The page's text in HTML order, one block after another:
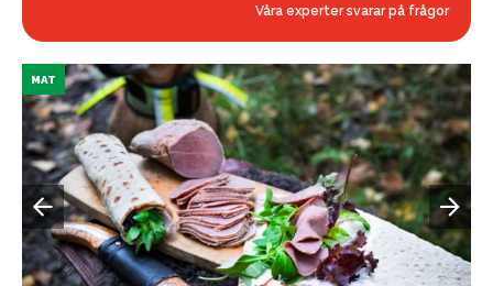
Våra experter svarar på frågor
MAT